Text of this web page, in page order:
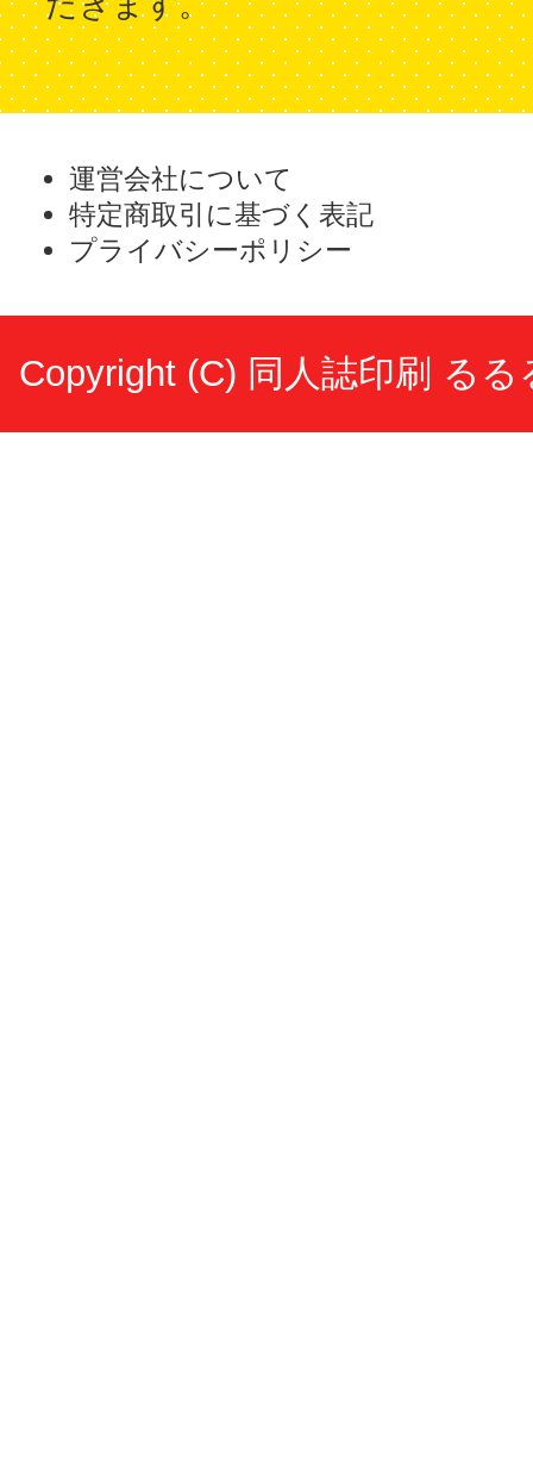
運営会社について
特定商取引に基づく表記
プライバシーポリシー
Copyright (C) 同人誌印刷 るる